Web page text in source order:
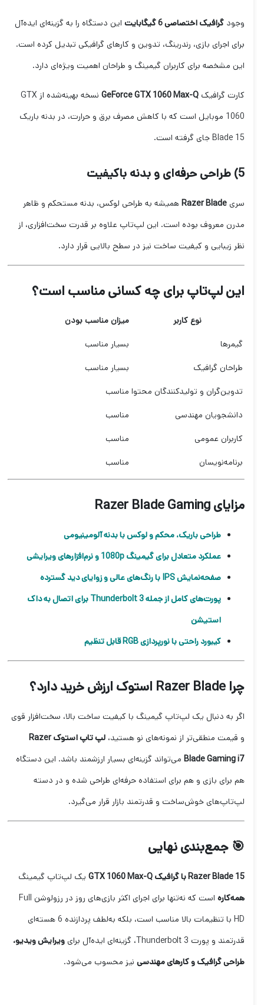
وجودگرافیک اختصاصی 6 گیگابایت
این دستگاه را به گزینه‌ای ایده‌آل
برای اجرای بازی، رندرینگ، تدوین و کارهای گرافیکی تبدیل کرده است.
این مشخصه برای کاربران گیمینگ و طراحان اهمیت ویژه‌ای دارد.
کارت گرافیکGeForce GTX 1060 Max-Q
نسخه بهینه‌شده از GTX
1060 موبایل است که با کاهش مصرف برق و حرارت، در بدنه باریک
Blade 15 جای گرفته است.
سریRazer Bladeهمیشه به طراحی لوکس، بدنه مستحکم و ظاهر
مدرن معروف بوده است. این لپ‌تاپ علاوه بر قدرت سخت‌افزاری، از
نظر زیبایی و کیفیت ساخت نیز در سطح بالایی قرار دارد.
این لپ‌تاپ برای چه کسانی مناسب است؟
نوع کاربر
میزان مناسب بودن
گیمرها
بسیار مناسب
طراحان گرافیک
بسیار مناسب
تدوین‌گران و تولیدکنندگان محتوا مناسب
دانشجویان مهندسی
مناسب
کاربران عمومی
مناسب
برنامه‌نویسان
مناسب
مزایای Razer Blade Gaming
طراحی باریک، محکم و لوکس با بدنه آلومینیومی
عملکرد متعادل برای گیمینگ 1080p و نرم‌افزارهای ویرایشی
صفحه‌نمایش IPS با رنگ‌های عالی و زوایای دید گسترده
پورت‌های کامل از جمله Thunderbolt 3 برای اتصال به داک
استیشن
کیبورد راحتی با نورپردازی RGB قابل تنظیم
چرا Razer Blade استوک ارزش خرید دارد؟
اگر به دنبال یک لپ‌تاپ گیمینگ با کیفیت ساخت بالا، سخت‌افزار قوی
و قیمت منطقی‌تر از نمونه‌های نو هستید،
لپ تاپ استوک Razer
Blade Gaming i7می‌تواند گزینه‌ای بسیار ارزشمند باشد. این دستگاه
هم برای بازی و هم برای استفاده حرفه‌ای طراحی شده و در دسته
لپ‌تاپ‌های خوش‌ساخت و قدرتمند بازار قرار می‌گیرد.
🎯 جمع‌بندی نهایی
Razer Blade 15 با گرافیک GTX 1060 Max-Q
یک لپ‌تاپ گیمینگ
همه‌کاره
است که نه‌تنها برای اجرای اکثر بازی‌های روز در رزولوشن Full
HD با تنظیمات بالا مناسب است، بلکه به‌لطف پردازنده 6 هسته‌ای
قدرتمند و پورت Thunderbolt 3، گزینه‌ای ایده‌آل برای
ویرایش ویدیو،
طراحی گرافیک و کارهای مهندسینیز محسوب می‌شود.